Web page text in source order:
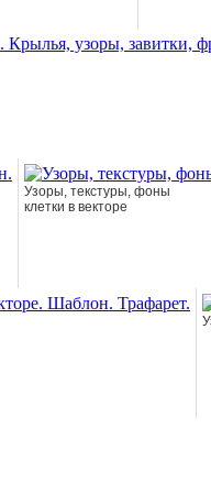
Узоры, текстуры, фоны
клетки в векторе